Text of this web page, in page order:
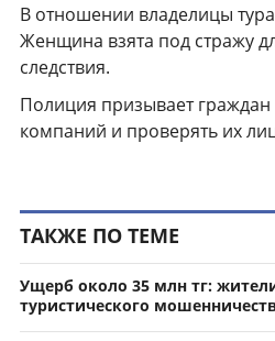
В отношении владелицы
Женщина взята под стражу
следствия.
Полиция призывает
компаний и проверять их
ТАКЖЕ ПО ТЕМЕ
Ущерб около 35 млн тг:
туристического